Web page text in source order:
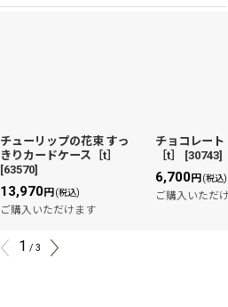
チューリップの花束 すっ
きりカードケース［t］
[63570]
13,970円 (税込)
ご購入いただけます
チョコレート
［t］
[30743]
6,700円 (税込)
ご購入いただ
1 / 3